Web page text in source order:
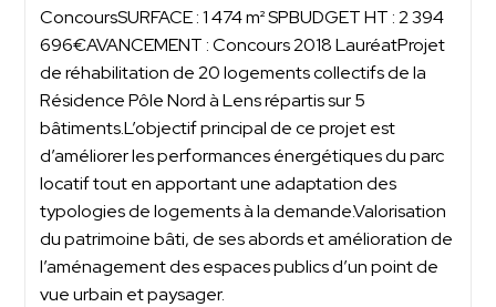
ConcoursSURFACE : 1 474 m² SPBUDGET HT : 2 394
696€AVANCEMENT : Concours 2018 LauréatProjet
de réhabilitation de 20 logements collectifs de la
Résidence Pôle Nord à Lens répartis sur 5
bâtiments.L’objectif principal de ce projet est
d’améliorer les performances énergétiques du parc
locatif tout en apportant une adaptation des
typologies de logements à la demande.Valorisation
du patrimoine bâti, de ses abords et amélioration de
l’aménagement des espaces publics d’un point de
vue urbain et paysager.